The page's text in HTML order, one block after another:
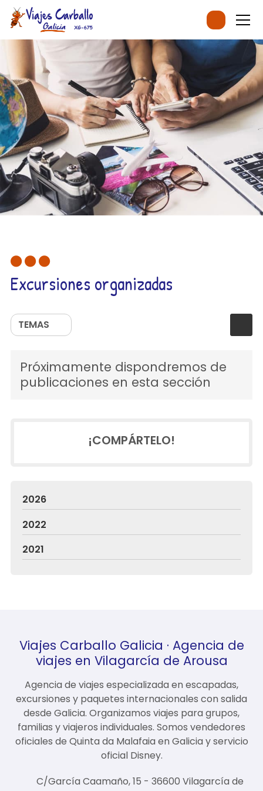
Excursiones organizadas
TEMAS
Próximamente dispondremos de
publicaciones en esta sección
¡COMPÁRTELO!
2026
2022
2021
Viajes Carballo Galicia · Agencia de
viajes en Vilagarcía de Arousa
Agencia de viajes especializada en escapadas,
excursiones y paquetes internacionales con salida
desde Galicia. Organizamos viajes para grupos,
familias y viajeros individuales. Somos vendedores
oficiales de Quinta da Malafaia en Galicia y servicio
oficial Disney.
C/García Caamaño, 15 - 36600 Vilagarcía de